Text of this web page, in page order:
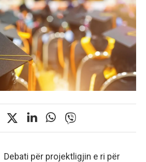
Debati për projektligjin e ri për